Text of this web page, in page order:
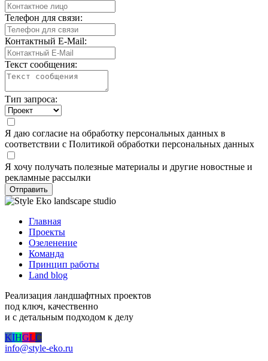
Телефон для связи:
Контактный E-Mail:
Текст сообщения:
Тип запроса:
Я даю согласие на обработку персональных данных в
соответствии с Политикой обработки персональных данных
Я хочу получать полезные материалы и другие новостные и
рекламные рассылки
Отправить
Главная
Проекты
Озеленение
Команда
Принцип работы
Land blog
Реализация ландшафтных проектов
под ключ, качественно
и с детальным подходом к делу
KIHGLC
info@style-eko.ru